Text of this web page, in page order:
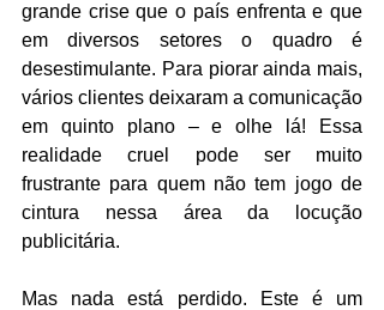
grande crise que o país enfrenta e que
em diversos setores o quadro é
desestimulante. Para piorar ainda mais,
vários clientes deixaram a comunicação
em quinto plano – e olhe lá! Essa
realidade cruel pode ser muito
frustrante para quem não tem jogo de
cintura nessa área da locução
publicitária.
Mas nada está perdido. Este é um